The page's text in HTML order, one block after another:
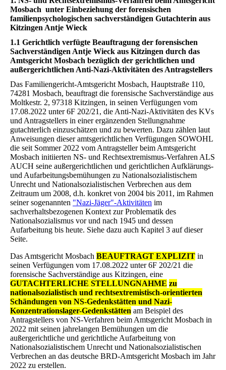
Mosbach unter Einbeziehung der forensischen
familienpsychologischen sachverständigen Gutachterin aus
Kitzingen Antje Wieck
1.1 Gerichtlich verfügte Beauftragung der forensischen
Sachverständigen Antje Wieck aus Kitzingen durch das
Amtsgericht Mosbach bezüglich der gerichtlichen und
außergerichtlichen Anti-Nazi-Aktivitäten des Antragstellers
Das Familiengericht-Amtsgericht Mosbach, Hauptstraße 110,
74281 Mosbach, beauftragt die forensische Sachverständige aus
Moltkestr. 2, 97318 Kitzingen, in seinen Verfügungen vom
17.08.2022 unter 6F 202/21, die Anti-Nazi-Aktivitäten des KVs
und Antragstellers in einer ergänzenden Stellungnahme
gutachterlich einzuschätzen und zu bewerten. Dazu zählen laut
Anweisungen dieser amtsgerichtlichen Verfügungen SOWOHL
die seit Sommer 2022 vom Antragsteller beim Amtsgericht
Mosbach initiierten NS- und Rechtsextremismus-Verfahren ALS
AUCH seine außergerichtlichen und gerichtlichen Aufklärungs-
und Aufarbeitungsbemühungen zu Nationalsozialistischem
Unrecht und Nationalsozialistischen Verbrechen aus dem
Zeitraum um 2008, d.h. konkret von 2004 bis 2011, im Rahmen
seiner sogenannten "Nazi-Jäger"-Aktivitäten im
sachverhaltsbezogenen Kontext zur Problematik des
Nationalsozialismus vor und nach 1945 und dessen
Aufarbeitung bis heute. Siehe dazu auch Kapitel 3 auf dieser
Seite.
Das Amtsgericht Mosbach BEAUFTRAGT EXPLIZIT in
seinen Verfügungen vom 17.08.2022 unter 6F 202/21 die
forensische Sachverständige aus Kitzingen, eine
GUTACHTERLICHE STELLUNGNAHME zu
nationalsozialistisch und rechtsextremistisch-orientierten
Schändungen von NS-Gedenkstätten und Nazi-
Konzentrationslager-Gedenkstätten am Beispiel des
Antragstellers von NS-Verfahren beim Amtsgericht Mosbach in
2022 mit seinen jahrelangen Bemühungen um die
außergerichtliche und gerichtliche Aufarbeitung von
Nationalsozialistischem Unrecht und Nationalsozialistischen
Verbrechen an das deutsche BRD-Amtsgericht Mosbach im Jahr
2022 zu erstellen.